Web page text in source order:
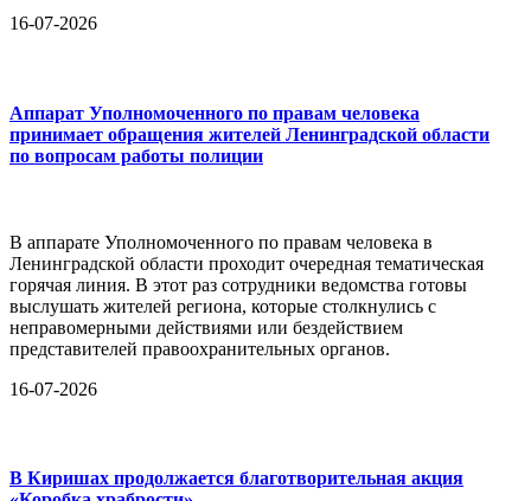
16-07-2026
Аппарат Уполномоченного по правам человека
принимает обращения жителей Ленинградской области
по вопросам работы полиции
В аппарате Уполномоченного по правам человека в
Ленинградской области проходит очередная тематическая
горячая линия. В этот раз сотрудники ведомства готовы
выслушать жителей региона, которые столкнулись с
неправомерными действиями или бездействием
представителей правоохранительных органов.
16-07-2026
В Киришах продолжается благотворительная акция